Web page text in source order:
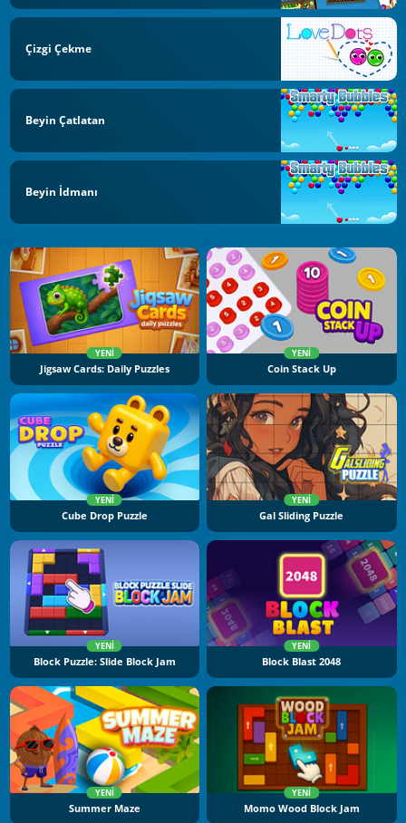
Çizgi Çekme
Beyin Çatlatan
Beyin İdmanı
YENI
Jigsaw Cards: Daily Puzzles
YENI
Coin Stack Up
YENI
Cube Drop Puzzle
YENI
Gal Sliding Puzzle
YENI
Block Puzzle: Slide Block Jam
YENI
Block Blast 2048
YENI
Summer Maze
YENI
Momo Wood Block Jam